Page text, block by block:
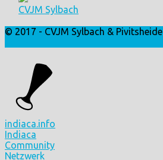
CVJM Sylbach
© 2017 - CVJM Sylbach & Pivitsheide
indiaca.info
Indiaca
Community
Netzwerk